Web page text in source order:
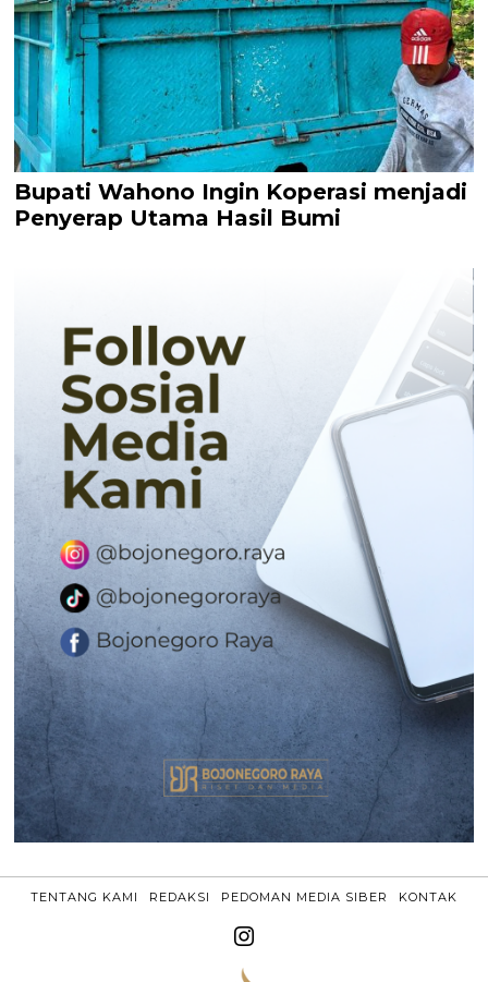
Bupati Wahono Ingin Koperasi menjadi
Penyerap Utama Hasil Bumi
TENTANG KAMI REDAKSI PEDOMAN MEDIA SIBER KONTAK